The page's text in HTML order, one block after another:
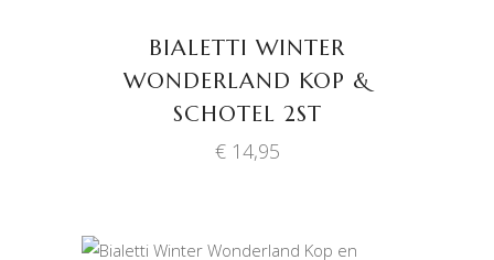
BIALETTI WINTER
WONDERLAND KOP &
SCHOTEL 2ST
€14,95